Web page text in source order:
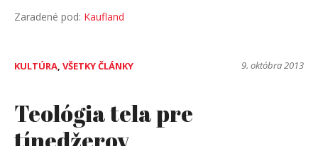
Zaradené pod: Kaufland
KULTÚRA, VŠETKY ČLÁNKY 9. októbra 2013
Teológia tela pre